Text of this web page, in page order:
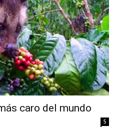
Thru
My
caro del mundo
5